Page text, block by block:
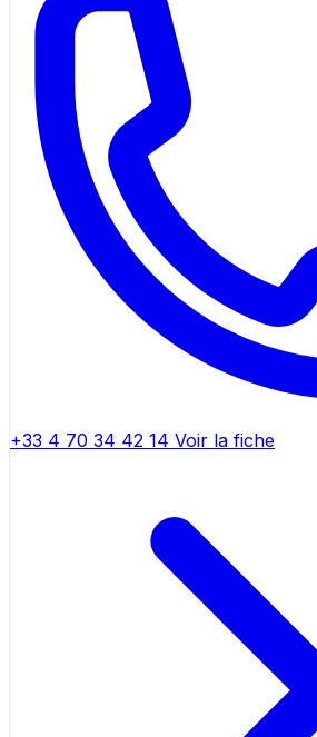
+33 4 70 34 42 14 Voir la fiche